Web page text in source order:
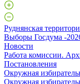
Руднянская
Выборы Госдума -
Новости
Работа комиссии.
Постановления
Окружная
Окружная